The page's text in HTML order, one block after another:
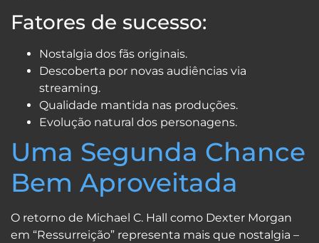
Fatores de sucesso:
Nostalgia dos fãs originais.
Descoberta por novas audiências via
streaming.
Qualidade mantida nas produções.
Evolução natural dos personagens.
Uma Segunda Chance
Bem Aproveitada
O retorno de Michael C. Hall como Dexter Morgan
em “Ressurreição” representa mais que nostalgia –